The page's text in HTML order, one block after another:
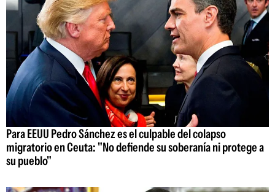
Para EEUU Pedro Sánchez es el culpable del colapso
migratorio en Ceuta: "No defiende su soberanía ni protege a
su pueblo"